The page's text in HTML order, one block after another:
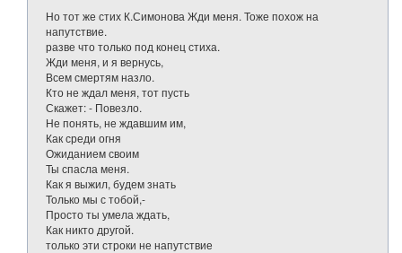
Но тот же стих К.Симонова Жди меня. Тоже похож на
напутствие.
разве что только под конец стиха.
Жди меня, и я вернусь,
Всем смертям назло.
Кто не ждал меня, тот пусть
Скажет: - Повезло.
Не понять, не ждавшим им,
Как среди огня
Ожиданием своим
Ты спасла меня.
Как я выжил, будем знать
Только мы с тобой,-
Просто ты умела ждать,
Как никто другой.
только эти строки не напутствие